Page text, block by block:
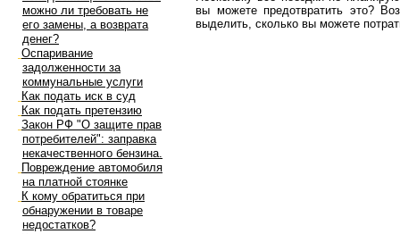
можно ли требовать не
его замены, а возврата
денег?
Оспаривание
задолженности за
коммунальные услуги
Как подать иск в суд
Как подать претензию
Закон РФ "О защите прав
потребителей": заправка
некачественного бензина.
Повреждение автомобиля
на платной стоянке
К кому обратиться при
обнаружении в товаре
недостатков?
вы можете предотвратить это?
выделить, сколько вы можете